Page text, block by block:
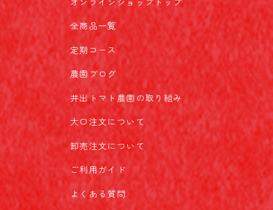
全商品一覧
定期コース
農園ブログ
井出トマト農園の取り組み
大口注文について
卸売注文について
ご利用ガイド
よくある質問